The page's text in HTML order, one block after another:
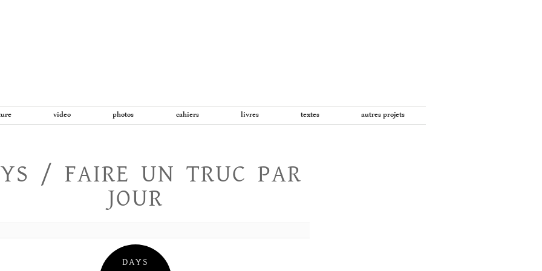
video photos cahiers livres textes autres projets
/ FAIRE UN TRUC PAR
JOUR
DAYS